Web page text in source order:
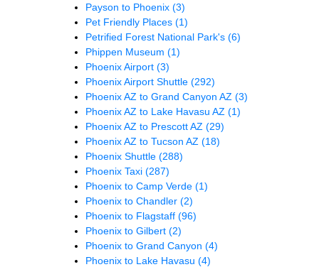
Payson to Phoenix (3)
Pet Friendly Places (1)
Petrified Forest National Park's (6)
Phippen Museum (1)
Phoenix Airport (3)
Phoenix Airport Shuttle (292)
Phoenix AZ to Grand Canyon AZ (3)
Phoenix AZ to Lake Havasu AZ (1)
Phoenix AZ to Prescott AZ (29)
Phoenix AZ to Tucson AZ (18)
Phoenix Shuttle (288)
Phoenix Taxi (287)
Phoenix to Camp Verde (1)
Phoenix to Chandler (2)
Phoenix to Flagstaff (96)
Phoenix to Gilbert (2)
Phoenix to Grand Canyon (4)
Phoenix to Lake Havasu (4)